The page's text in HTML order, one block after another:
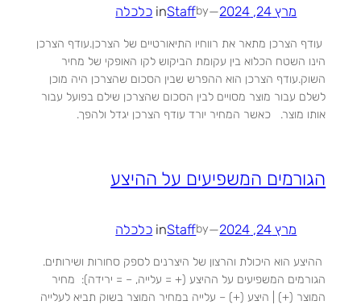
מרץ 24, 2024 —
by
Staff
in כלכלה
עודף הצרכן מתאר את רווחיו התיאורטיים של הצרכן.עודף הצרכן
הינו השטח הכלוא בין עקומת הביקוש לקו האופקי של מחיר
השוק.עודף הצרכן הוא ההפרש שבין הסכום שהצרכן היה מוכן
לשלם עבור מוצר מסויים לבין הסכום שהצרכן שילם בפועל עבור
אותו מוצר. כאשר המחיר יורד עודף הצרכן יגדל ולהפך.
הגורמים המשפיעים על ההיצע
מרץ 24, 2024 —
by
Staff
in כלכלה
ההיצע הוא היכולת והרצון של היצרנים לספק סחורות ושירותים.
הגורמים המשפיעים על ההיצע (+ = עלייה, – = ירידה): מחיר
המוצר (+) | היצע (+) – עלייה במחיר המוצר בשוק תביא לעלייה